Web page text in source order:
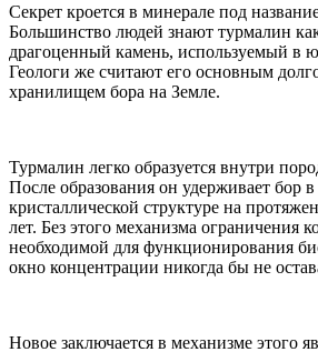
Секрет кроется в минерале под
Большинство людей знают турмалин
драгоценный камень, используемый в
Геологи же считают его основным
хранилищем бора на Земле.
Турмалин легко образуется внутри
После образования он удерживает бор в
кристаллической структуре на
лет. Без этого механизма ограничения
необходимой для функционирования
окно концентрации никогда бы не
Новое заключается в механизме этого